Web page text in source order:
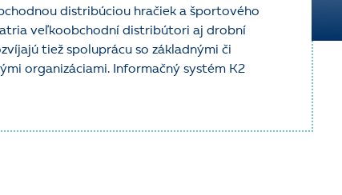
distribúciou hračiek a športového
veľkoobchodní distribútori aj drobní
tiež spoluprácu so základnými či
organizáciami. Informačný systém K2